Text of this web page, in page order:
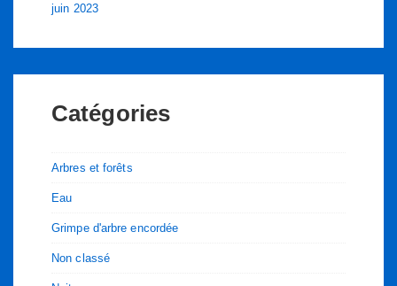
juin 2023
Catégories
Arbres et forêts
Eau
Grimpe d'arbre encordée
Non classé